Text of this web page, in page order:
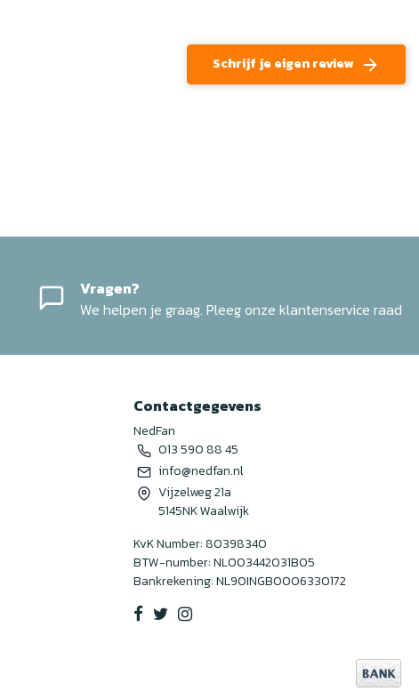
Schrijf je eigen review
Vragen?
We helpen je graag. Pleeg onze klantenservice raad
Contactgegevens
NedFan
013 590 88 45
info@nedfan.nl
Vijzelweg 21a
5145NK Waalwijk
KvK Number: 80398340
BTW-number: NL003442031B05
Bankrekening: NL90INGB0006330172